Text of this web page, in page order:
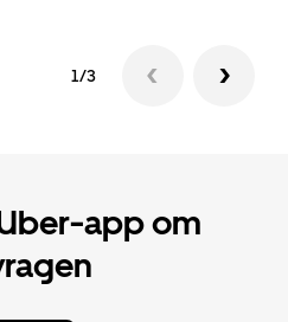
1/3
app om